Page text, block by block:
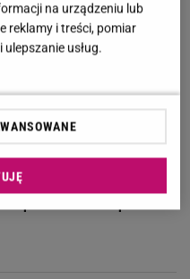
powinni kojarzyć
je?
na każdym weselu w PRL-u!
na urządzeniu lub
reklamy i treści, pomiar
usług.